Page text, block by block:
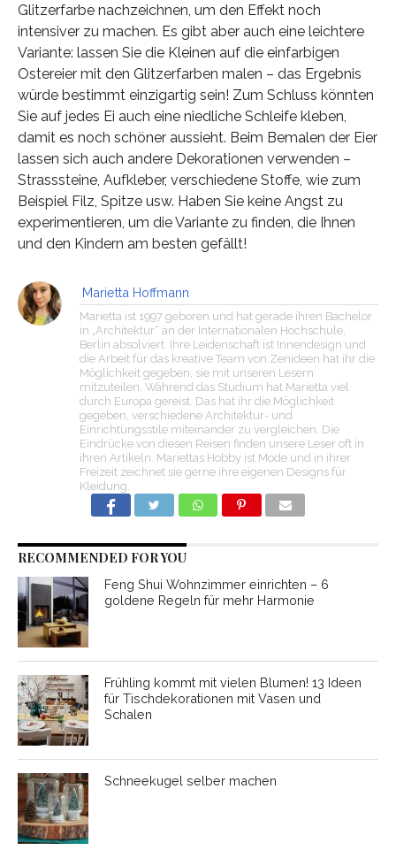
Glitzerfarbe nachzeichnen, um den Effekt noch
intensiver zu machen. Es gibt aber auch eine leichtere
Variante: lassen Sie die Kleinen auf die einfarbigen
Ostereier mit den Glitzerfarben malen – das Ergebnis
würde bestimmt einzigartig sein! Zum Schluss könnten
Sie auf jedes Ei auch eine niedliche Schleife kleben,
damit es noch schöner aussieht. Beim Bemalen der Eier
lassen sich auch andere Dekorationen verwenden –
Strasssteine, Aufkleber, verschiedene Stoffe, wie zum
Beispiel Filz, Spitze usw. Haben Sie keine Angst zu
experimentieren, um die Variante zu finden, die Ihnen
und den Kindern am besten gefällt!
Marietta Hoffmann
Marietta ist 1997 geboren und hat gerade ihren Bachelor
in „Architektur“ an der Internationalen Hochschule,
Berlin absolviert. Ihre Leidenschaft ist Innendesign und
die Arbeit für das kreative Team von Zenideen hat ihr die
Möglichkeit gegeben, sie mit unseren Lesern
mitzuteilen. Während das Studium hat Marietta viel
durch Europa gereist. Das hat ihr die Möglichkeit
gegeben, verschiedene Architektur- und
Einrichtungsstile miteinander zu vergleichen. Die
Eindrücke von diesen Reisen finden unsere Leser oft in
ihren Artikeln. Mariettas Hobby ist Mode und in ihrer
Freizeit zeichnet sie gerne ihre eigenen Designs für
Kleidung.
RECOMMENDED FOR YOU
Feng Shui Wohnzimmer einrichten – 6
goldene Regeln für mehr Harmonie
Frühling kommt mit vielen Blumen! 13 Ideen
für Tischdekorationen mit Vasen und
Schalen
Schneekugel selber machen